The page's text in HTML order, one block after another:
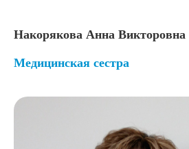
Накорякова Анна Викторовна
Медицинская сестра